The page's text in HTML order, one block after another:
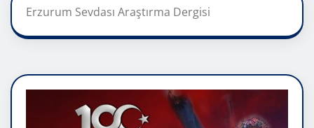
Erzurum Sevdası Araştırma Dergisi